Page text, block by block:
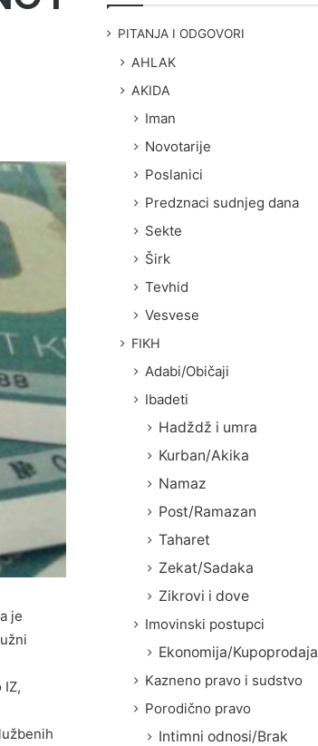
je
IZ,
PITANJA I ODGOVORI
AHLAK
AKIDA
Iman
Novotarije
Poslanici
Predznaci sudnjeg dana
Sekte
Širk
Tevhid
Vesvese
FIKH
Adabi/Običaji
Ibadeti
Hadždž i umra
Kurban/Akika
Namaz
Post/Ramazan
Taharet
Zekat/Sadaka
Zikrovi i dove
Imovinski postupci
Ekonomija/Kupoprodaja
Kazneno pravo i sudstvo
Porodično pravo
Intimni odnosi/Brak